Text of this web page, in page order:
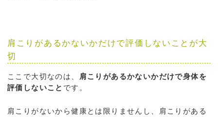
肩こりがあるかないかだけで評価しないことが大
切
ここで大切なのは、
肩こりがあるかないかだけで身体を
評価しないこと です。
肩こりがないから健康とは限りませんし、肩こりがある